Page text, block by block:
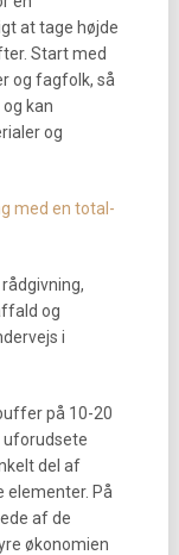
at tage højde
Start med
og fagfolk, så
kan
og
med en total-
og
i
på 10-20
uforudsete
del af
elementer. På
af de
økonomien